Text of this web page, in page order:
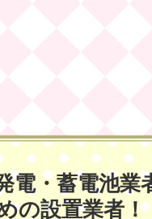
電・蓄電池
の設置業者！